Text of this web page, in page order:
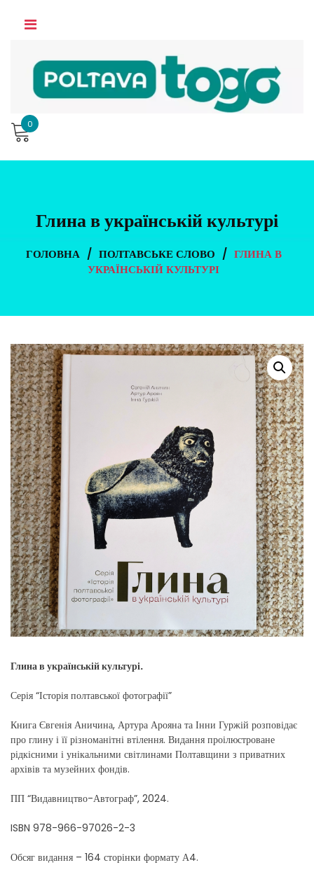
0
Глина в українській культурі
ГОЛОВНА / ПОЛТАВСЬКЕ СЛОВО / ГЛИНА В
УКРАЇНСЬКІЙ КУЛЬТУРІ
Глина в українській культурі.
Серія “Історія полтавської фотографії”
Книга Євгенія Аничина, Артура Арояна та Інни Гуржій розповідає
про глину і її різноманітні втілення. Видання проілюстроване
рідкісними і унікальними світлинами Полтавщини з приватних
архівів та музейних фондів.
ПП “Видавництво-Автограф”, 2024.
ISBN 978-966-97026-2-3
Обсяг видання – 164 сторінки формату А4.